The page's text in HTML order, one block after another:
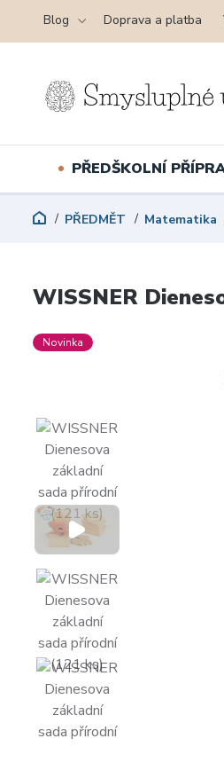
Blog Doprava a platba
PŘEDŠKOLNÍ
PŘEDMĚT Matematika
WISSNER
Novinka